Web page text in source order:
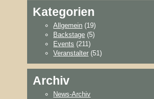
Kategorien
Allgemein (19)
Backstage (5)
Events (211)
Veranstalter (51)
Archiv
News-Archiv